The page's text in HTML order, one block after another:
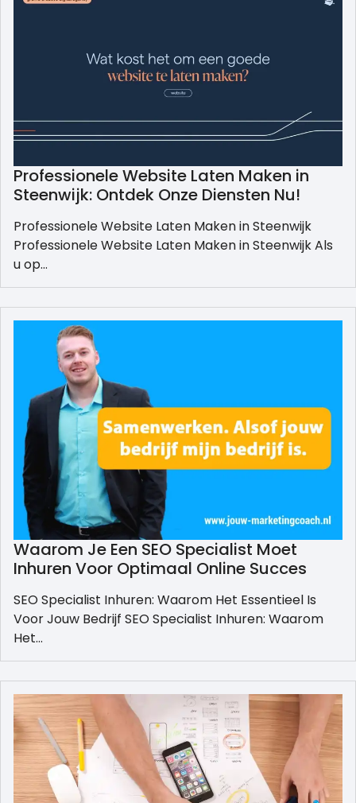
Professionele Website Laten Maken in
Steenwijk: Ontdek Onze Diensten Nu!
Professionele Website Laten Maken in Steenwijk
Professionele Website Laten Maken in Steenwijk Als
u op…
Waarom Je Een SEO Specialist Moet
Inhuren Voor Optimaal Online Succes
SEO Specialist Inhuren: Waarom Het Essentieel Is
Voor Jouw Bedrijf SEO Specialist Inhuren: Waarom
Het…